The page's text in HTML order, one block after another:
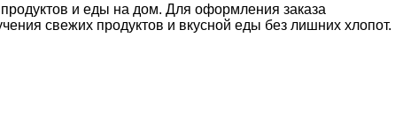
и еды на дом. Для оформления заказа
свежих продуктов и вкусной еды без лишних хлопот.